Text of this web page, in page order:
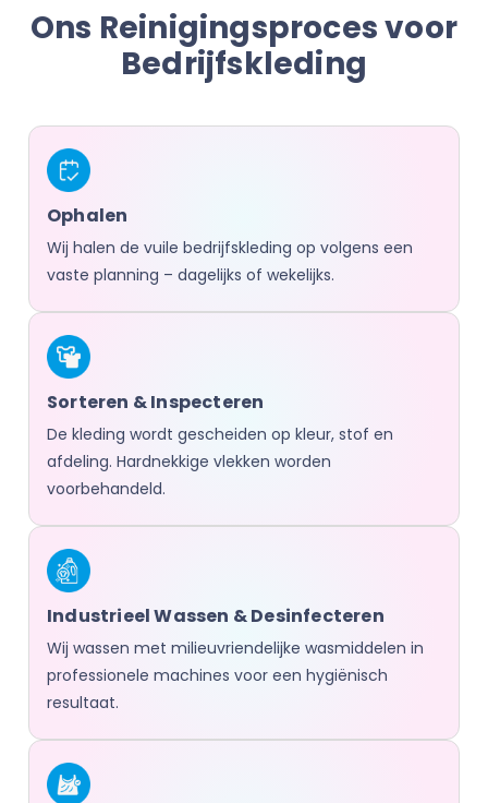
Ons Reinigingsproces voor
Bedrijfskleding
Ophalen
Wij halen de vuile bedrijfskleding op volgens een
vaste planning – dagelijks of wekelijks.
Sorteren & Inspecteren
De kleding wordt gescheiden op kleur, stof en
afdeling. Hardnekkige vlekken worden
voorbehandeld.
Industrieel Wassen & Desinfecteren
Wij wassen met milieuvriendelijke wasmiddelen in
professionele machines voor een hygiënisch
resultaat.